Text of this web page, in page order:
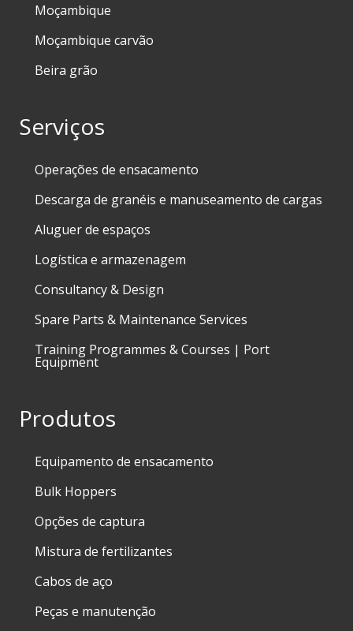
Moçambique
Moçambique carvão
Beira grão
Serviços
Operações de ensacamento
Descarga de granéis e manuseamento de cargas
Aluguer de espaços
Logística e armazenagem
Consultancy & Design
Spare Parts & Maintenance Services
Training Programmes & Courses | Port
Equipment
Produtos
Equipamento de ensacamento
Bulk Hoppers
Opções de captura
Mistura de fertilizantes
Cabos de aço
Peças e manutenção